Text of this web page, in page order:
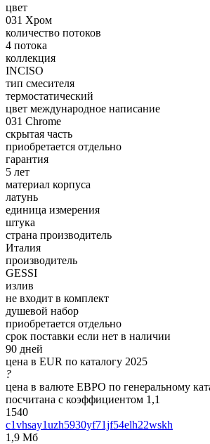
цвет
031 Хром
количество потоков
4 потока
коллекция
INCISO
тип смесителя
термостатический
цвет международное написание
031 Chrome
скрытая часть
приобретается отдельно
гарантия
5 лет
материал корпуса
латунь
единица измерения
штука
страна производитель
Италия
производитель
GESSI
излив
не входит в комплект
душевой набор
приобретается отдельно
срок поставки если нет в наличии
90 дней
цена в EUR по каталогу 2025
?
цена в валюте ЕВРО по генеральному
посчитана с коэффициентом 1,1
1540
c1vhsay1uzh5930yf71jf54elh22wskh
1,9 Мб